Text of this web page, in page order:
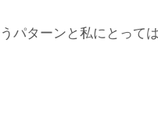
パターンと私にとって